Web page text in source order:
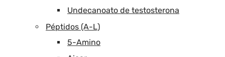
Undecanoato de testosterona
Péptidos (A-L)
5-Amino